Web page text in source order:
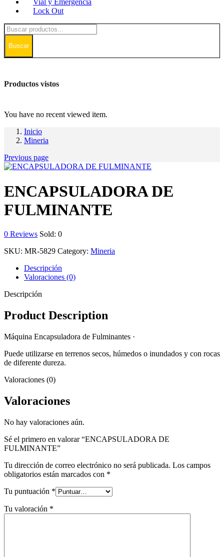
Vial y Emergencia
Lock Out
Buscar
Productos vistos
You have no recent viewed item.
Inicio
Mineria
Previous page
ENCAPSULADORA DE
FULMINANTE
0 Reviews Sold: 0
SKU: MR-5829 Category: Mineria
Descripción
Valoraciones (0)
Descripción
Product Description
Máquina Encapsuladora de Fulminantes ·
Puede utilizarse en terrenos secos, húmedos o inundados y con rocas
de diferente dureza.
Valoraciones (0)
Valoraciones
No hay valoraciones aún.
Sé el primero en valorar “ENCAPSULADORA DE
FULMINANTE”
Tu dirección de correo electrónico no será publicada. Los campos
obligatorios están marcados con *
Tu puntuación *
Tu valoración *